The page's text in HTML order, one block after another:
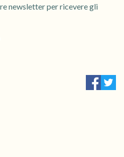
newsletter per ricevere gli